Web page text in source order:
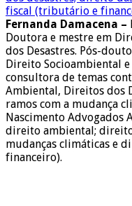
Fernanda Damacena –
Doutora e mestre em
dos Desastres. Pós-
Direito Socioambiental
consultora de temas
Ambiental, Direitos dos
ramos com a mudança
Nascimento Advogados
direito ambiental;
mudanças climáticas e
financeiro).